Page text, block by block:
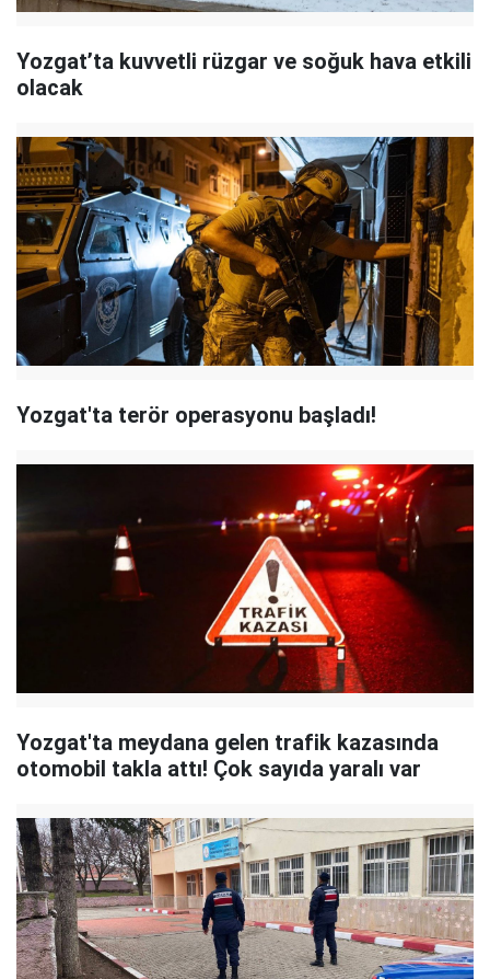
Yozgat’ta kuvvetli rüzgar ve soğuk hava etkili
olacak
Yozgat'ta terör operasyonu başladı!
Yozgat'ta meydana gelen trafik kazasında
otomobil takla attı! Çok sayıda yaralı var